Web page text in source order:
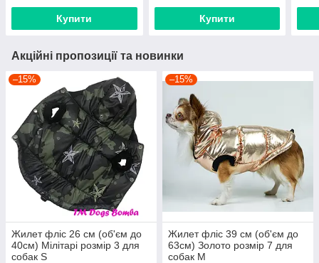
Купити Купити
Акційні пропозиції та новинки
–15%
Жилет фліс 26 см (об'єм до
40см) Мілітарі розмір 3 для
собак S
–15%
Жилет фліс 39 см (об'єм до
63см) Золото розмір 7 для
собак M